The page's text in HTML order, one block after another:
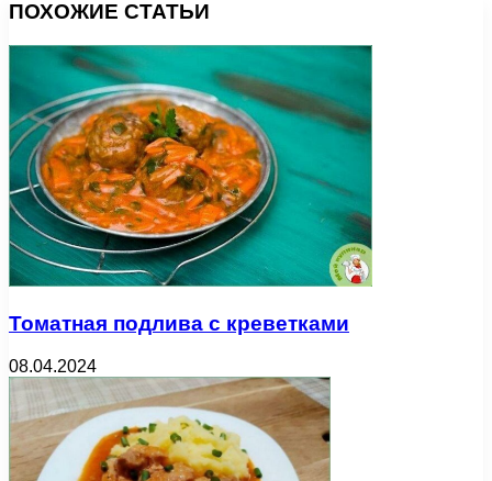
ПОХОЖИЕ СТАТЬИ
Томатная подлива с креветками
08.04.2024